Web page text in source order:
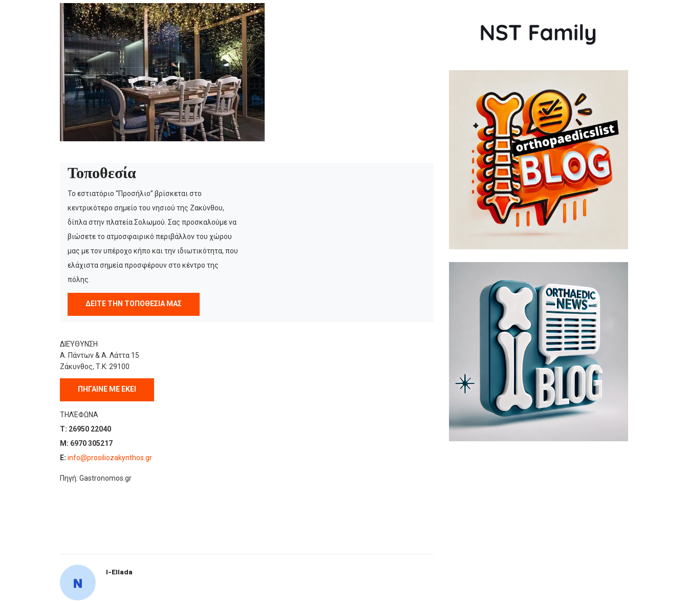
Τοποθεσία
Το εστιατόριο “Προσήλιο” βρίσκεται στο
κεντρικότερο σημείο του νησιού της Ζακύνθου,
δίπλα στην πλατεία Σολωμού. Σας προσκαλούμε να
βιώσετε το ατμοσφαιρικό περιβάλλον του χώρου
μας με τον υπέροχο κήπο και την ιδιωτικότητα, που
ελάχιστα σημεία προσφέρουν στο κέντρο της
πόλης.
ΔΕΙΤΕ ΤΗΝ ΤΟΠΟΘΕΣΙΑ ΜΑΣ
ΔΙΕΎΘΥΝΣΗ
Α. Πάντων & Α. Λάττα 15
Ζάκυνθος, Τ.Κ: 29100
ΠΗΓΑΙΝΕ ΜΕ ΕΚΕΙ
ΤΗΛΈΦΩΝΑ
T: 26950 22040
M: 6970 305217
E: info@prosiliozakynthos.gr
Πηγή: Gastronomos.gr
I-Ellada